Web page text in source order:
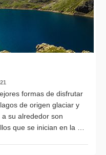
formas de disfrutar
de origen glaciar y
su alrededor son
que se inician en la …